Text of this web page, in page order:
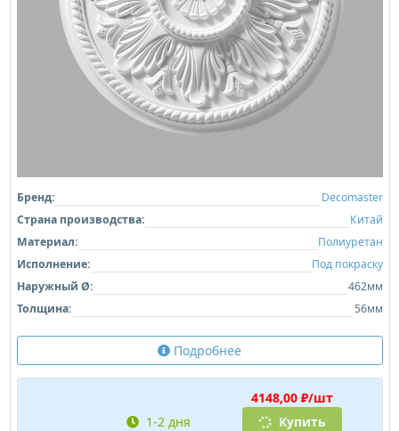
Бренд:
Decomaster
Страна производства:
Китай
Материал:
Полиуретан
Исполнение:
Под покраску
Наружный Ø:
462мм
Толщина:
56мм
Подробнее
4148,00 ₽/шт
1-2 дня
Купить